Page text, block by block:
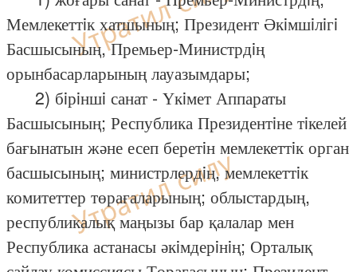
Мемлекеттiк хатшының; Президент Әкiмшiлiгi
Басшысының, Премьер-Министрдiң
орынбасарларының лауазымдары;
2) бiрiншi санат - Үкiмет Аппараты
Басшысының; Республика Президентiне тiкелей
бағынатын және есеп беретiн мемлекеттiк орган
басшысының; министрлердiң, мемлекеттiк
комитеттер төрағаларының; облыстардың,
республикалық маңызы бар қалалар мен
Республика астанасы әкiмдерiнiң; Орталық